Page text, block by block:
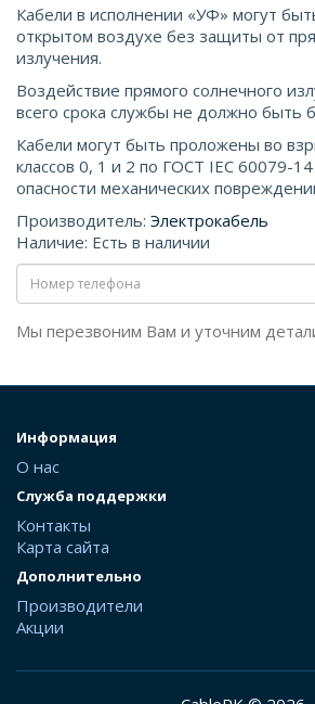
Кабели в исполнении «УФ» могут
открытом воздухе без защиты от
излучения.
Воздействие прямого солнечного
всего срока службы не должно быть
Кабели могут быть проложены во
классов 0, 1 и 2 по ГОСТ IEС 60079-14
опасности механических
Производитель: Электрокабель
Наличие: Есть в наличии
Мы перезвоним Вам и уточним
Информация
О нас
Служба поддержки
Контакты
Карта сайта
Дополнительно
Производители
Акции